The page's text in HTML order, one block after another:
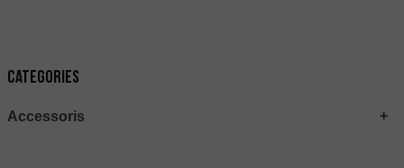
Categories
Accessoris